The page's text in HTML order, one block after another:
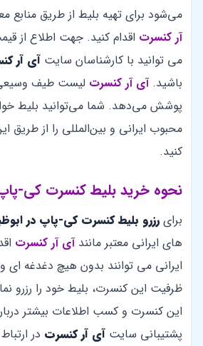
می‌شود برای تهیه بلیط از طریق منابع
آر کنسرت اقدام کنید. جهت اطلاع از
می توانید با کارشناسان سایت آی آر
باشید.آی آر کنسرت لیست طیف وسیعی
پوشش می‌دهد. شما می‌توانید بلیط
محبوب ایرانی و بین‌المللی را از طریق
کنید.
نحوه خرید بلیط کنسرت کی-
برای رزرو بلیط کنسرت کی-پاپ در
های ایرانی معتبر مانندآی آر کنسرت
ایرانی می توانند بدون هیچ دغدغه
ظرفیت این کنسرت، بلیط خود را رزرو
این کنسرت و کسب اطلاعات بیشتر
پشتیبانی سایت آی آر کنسرت در